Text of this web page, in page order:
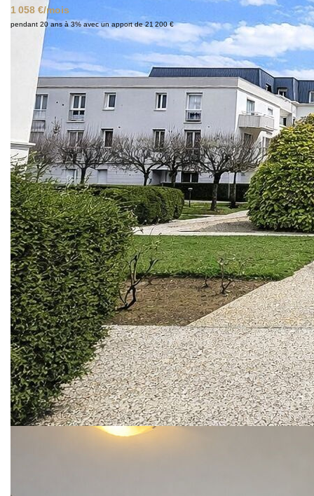
1 058 €/mois
pendant 20 ans à 3% avec un apport de 21 200 €
Description
Réf : 01028
Situé dans la résidence de standing Le Duc de Morny, à
seulement 5 minutes de la gare de Chantilly, découvrez ce
magnifique appartement idéalement situé, au 2 étage d'une
résidence calme et bien entretenue.
Il se compose de :
- une entrée accueillante,
- un séjour lumineux ouvrant sur un agréable balcon,
- une cuisine aménagée et équipée,
- une chambre confortable,
- une salle de bain,
- un WC indépendant.
Côté stationnement, ce bien dispose d'un véritable atout :
Une place de parking en sous-sol .
L'appartement se situe dans une résidence sans
ascenseur, offrant un cadre de vie paisible et recherché.